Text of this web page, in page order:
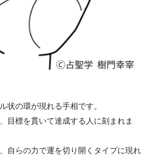
状の環が現れる手相です。
目標を貫いて達成する人に刻まれま
自らの力で運を切り開くタイプに現れ